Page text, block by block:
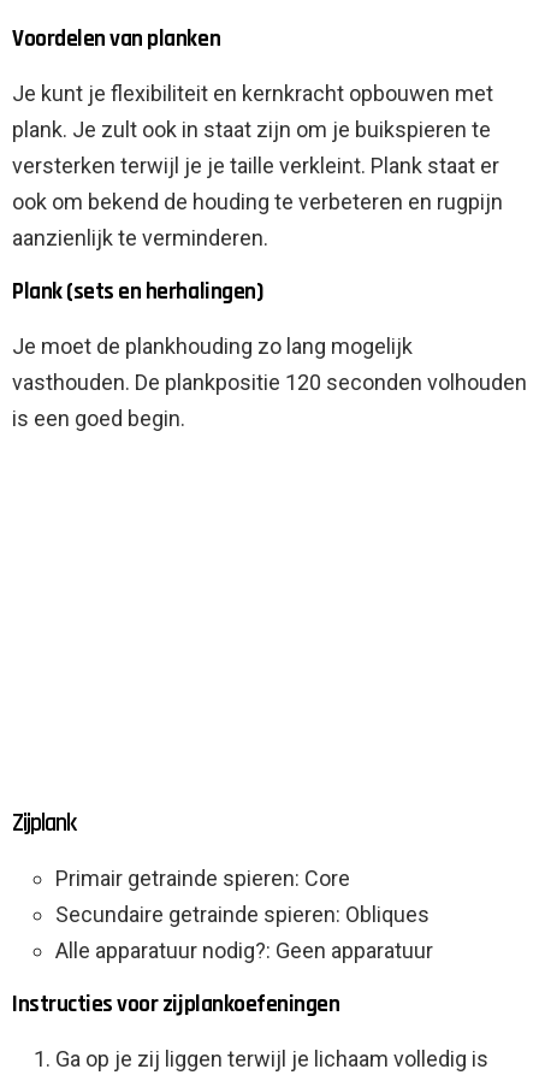
Voordelen van planken
Je kunt je flexibiliteit en kernkracht opbouwen met
plank. Je zult ook in staat zijn om je buikspieren te
versterken terwijl je je taille verkleint. Plank staat er
ook om bekend de houding te verbeteren en rugpijn
aanzienlijk te verminderen.
Plank (sets en herhalingen)
Je moet de plankhouding zo lang mogelijk
vasthouden. De plankpositie 120 seconden volhouden
is een goed begin.
Zijplank
Primair getrainde spieren: Core
Secundaire getrainde spieren: Obliques
Alle apparatuur nodig?: Geen apparatuur
Instructies voor zijplankoefeningen
Ga op je zij liggen terwijl je lichaam volledig is